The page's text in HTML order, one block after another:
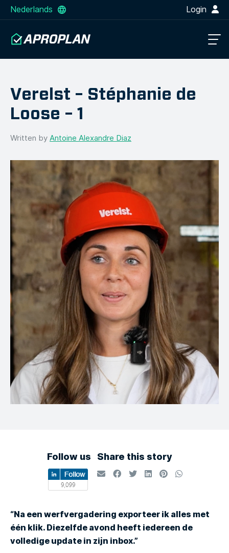
Nederlands Login
Verelst – Stéphanie de
Loose – 1
Written byAntoine Alexandre Diaz
Follow us Share this story
“Na een werfvergadering exporteer ik alles met
één klik. Diezelfde avond heeft iedereen de
volledige update in zijn inbox.”